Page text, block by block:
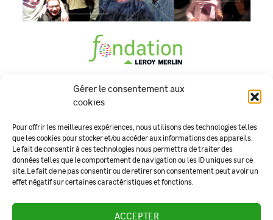
Gérer le consentement aux
cookies
Pour offrir les meilleures expériences, nous utilisons des technologies telles
que les cookies pour stocker et/ou accéder aux informations des appareils.
Le fait de consentir à ces technologies nous permettra de traiter des
données telles que le comportement de navigation ou les ID uniques sur ce
site. Le fait de ne pas consentir ou de retirer son consentement peut avoir un
effet négatif sur certaines caractéristiques et fonctions.
ACCEPTER
Rapport Activité 2018